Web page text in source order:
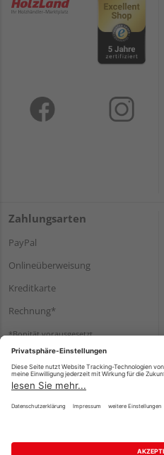
Zahlungsarten
PayPal
Onlineüberweisung
Kreditkarte
Rechnung*
*Bonität vorausgesetzt
Impressum Datenschutz